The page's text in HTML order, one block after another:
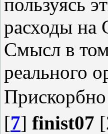
расходы на
Смысл в
реального
[7] finist07